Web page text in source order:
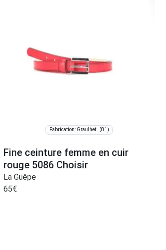
Fabrication: Graulhet (81)
Fine ceinture femme en cuir
rouge 5086 Choisir
La Guêpe
65€